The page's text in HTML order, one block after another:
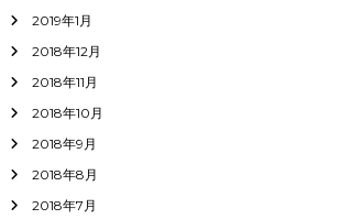
2019年1月
2018年12月
2018年11月
2018年10月
2018年9月
2018年8月
2018年7月